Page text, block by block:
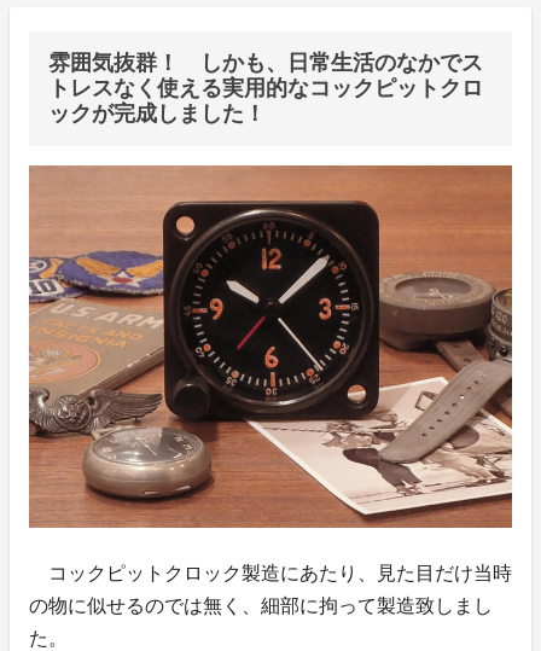
雰囲気抜群！ しかも、日常生活のなかでス
トレスなく使える実用的なコックピットクロ
ックが完成しました！
コックピットクロック製造にあたり、見た目だけ当時
の物に似せるのでは無く、細部に拘って製造致しまし
た。